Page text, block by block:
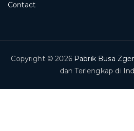
Contact
Copyright © 2026 Pabrik Busa
dan Terlengkap di